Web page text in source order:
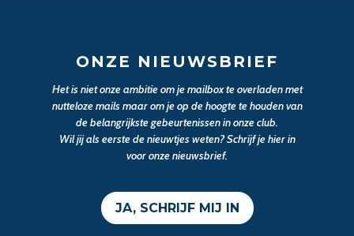
ONZE NIEUWSBRIEF
Het is niet onze ambitie om je mailbox te overladen met
nutteloze mails maar om je op de hoogte te houden van
de belangrijkste gebeurtenissen in onze club.
Wil jij als eerste de nieuwtjes weten? Schrijf je hier in
voor onze nieuwsbrief.
JA, SCHRIJF MIJ IN